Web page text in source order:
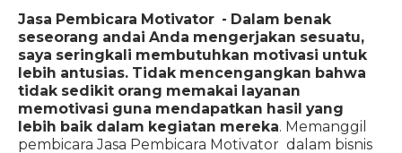
Jasa Pembicara Motivator - Dalam benak
seseorang andai Anda mengerjakan sesuatu,
saya seringkali membutuhkan motivasi untuk
lebih antusias. Tidak mencengangkan bahwa
tidak sedikit orang memakai layanan
memotivasi guna mendapatkan hasil yang
lebih baik dalam kegiatan mereka. Memanggil
pembicara Jasa Pembicara Motivator dalam bisnis